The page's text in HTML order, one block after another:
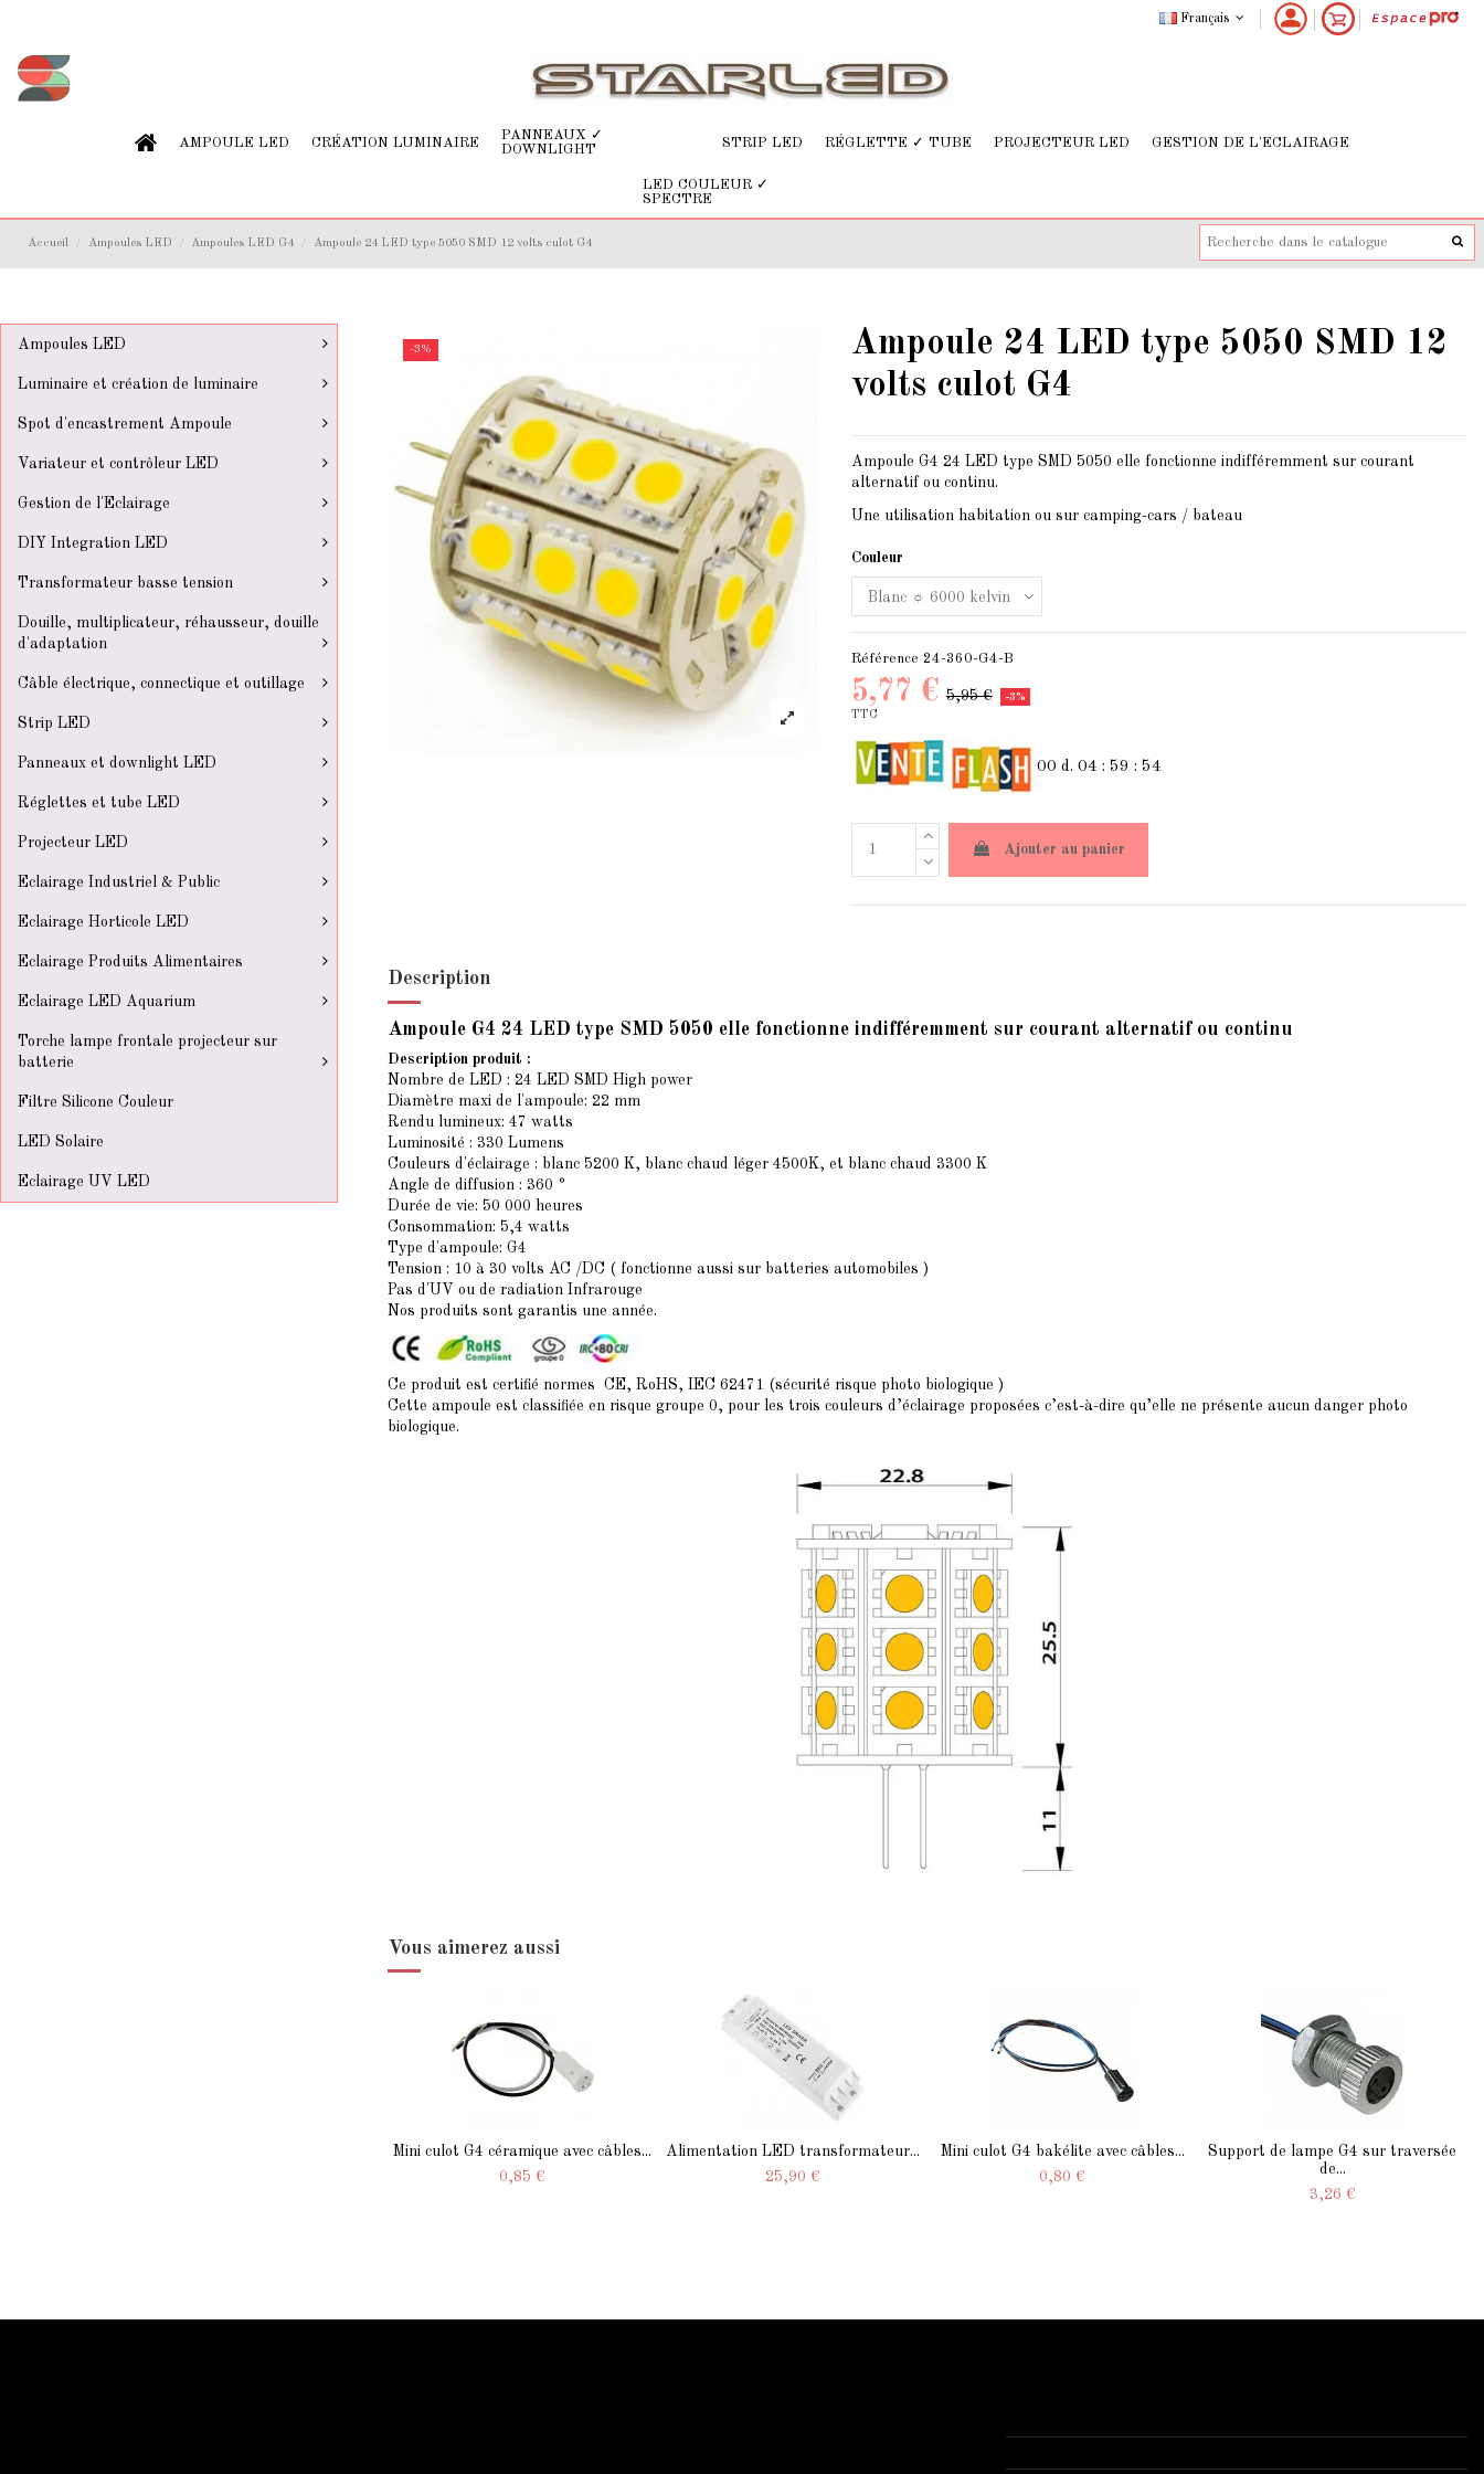
Français
AMPOULE LED CRÉATION LUMINAIRE
PANNEAUX ✓
DOWNLIGHT
STRIP LED RÉGLETTE ✓ TUBE PROJECTEUR LED GESTION DE L'ECLAIRAGE
LED COULEUR ✓
SPECTRE
Accueil Ampoules LED Ampoules LED G4 Ampoule 24 LED type 5050 SMD 12 volts culot G4
-3%
Ampoule 24 LED type 5050 SMD 12
volts culot G4
Ampoule G4 24 LED type SMD 5050 elle fonctionne indifféremment sur courant
alternatif ou continu.
Une utilisation habitation ou sur camping-cars / bateau
Couleur
Référence 24-360-G4-B
5,77 € 5,95 € -3%
TTC
00 d. 04 : 59 : 54
Ajouter au panier
Description
Ampoule G4 24 LED type SMD 5050 elle fonctionne indifféremment sur courant alternatif ou continu
Description produit :
Nombre de LED : 24 LED SMD High power
Diamètre maxi de l'ampoule: 22 mm
Rendu lumineux: 47 watts
Luminosité : 330 Lumens
Couleurs d'éclairage : blanc 5200 K, blanc chaud léger 4500K, et blanc chaud 3300 K
Angle de diffusion : 360 °
Durée de vie: 50 000 heures
Consommation: 5,4 watts
Type d'ampoule: G4
Tension : 10 à 30 volts AC /DC ( fonctionne aussi sur batteries automobiles )
Pas d'UV ou de radiation Infrarouge
Nos produits sont garantis une année.
Ce produit est certifié normes CE, RoHS, IEC 62471 (sécurité risque photo biologique )
Cette ampoule est classifiée en risque groupe 0, pour les trois couleurs d’éclairage proposées c’est-à-dire qu’elle ne présente aucun danger photo
biologique.
Vous aimerez aussi
Mini culot G4 céramique avec câbles...
0,85 €
Alimentation LED transformateur...
25,90 €
Mini culot G4 bakélite avec câbles...
0,80 €
Support de lampe G4 sur traversée
de...
3,26 €
Ampoules LED
Luminaire et création de luminaire
Spot d'encastrement Ampoule
Variateur et contrôleur LED
Gestion de l'Eclairage
DIY Integration LED
Transformateur basse tension
Douille, multiplicateur, réhausseur, douille
d'adaptation
Câble électrique, connectique et outillage
Strip LED
Panneaux et downlight LED
Réglettes et tube LED
Projecteur LED
Eclairage Industriel & Public
Eclairage Horticole LED
Eclairage Produits Alimentaires
Eclairage LED Aquarium
Torche lampe frontale projecteur sur
batterie
Filtre Silicone Couleur
LED Solaire
Eclairage UV LED